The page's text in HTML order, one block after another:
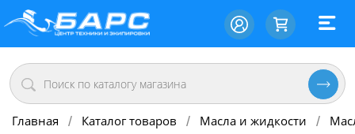
Главная / Каталог товаров / Масла и жидкости /